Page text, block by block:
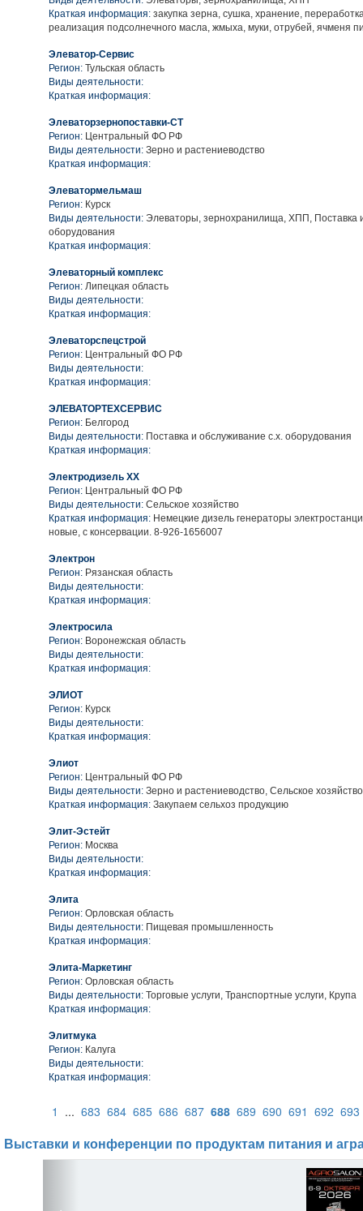
Краткая информация: закупка зерна, сушка, хранение,
реализация подсолнечного масла, жмыха, муки, отрубей, ячменя
Элеватор-Сервис
Регион: Тульская область
Виды деятельности:
Краткая информация:
Элеваторзернопоставки-СТ
Регион: Центральный ФО РФ
Виды деятельности: Зерно и растениеводство
Краткая информация:
Элеватормельмаш
Регион: Курск
Виды деятельности: Элеваторы, зернохранилища, ХПП, Поставка
оборудования
Краткая информация:
Элеваторный комплекс
Регион: Липецкая область
Виды деятельности:
Краткая информация:
Элеваторспецстрой
Регион: Центральный ФО РФ
Виды деятельности:
Краткая информация:
ЭЛЕВАТОРТЕХСЕРВИС
Регион: Белгород
Виды деятельности: Поставка и обслуживание с.х. оборудования
Краткая информация:
Электродизель XX
Регион: Центральный ФО РФ
Виды деятельности: Сельское хозяйство
Краткая информация: Немецкие дизель генераторы
новые, с консервации. 8-926-1656007
Электрон
Регион: Рязанская область
Виды деятельности:
Краткая информация:
Электросила
Регион: Воронежская область
Виды деятельности:
Краткая информация:
ЭЛИОТ
Регион: Курск
Виды деятельности:
Краткая информация:
Элиот
Регион: Центральный ФО РФ
Виды деятельности: Зерно и растениеводство, Сельское хозяйство
Краткая информация: Закупаем сельхоз продукцию
Элит-Эстейт
Регион: Москва
Виды деятельности:
Краткая информация:
Элита
Регион: Орловская область
Виды деятельности: Пищевая промышленность
Краткая информация:
Элита-Маркетинг
Регион: Орловская область
Виды деятельности: Торговые услуги, Транспортные услуги, Крупа
Краткая информация:
Элитмука
Регион: Калуга
Виды деятельности:
Краткая информация:
1 ... 683 684 685 686 687 688 689 690 691 692 693
Выставки и конференции по продуктам питания и